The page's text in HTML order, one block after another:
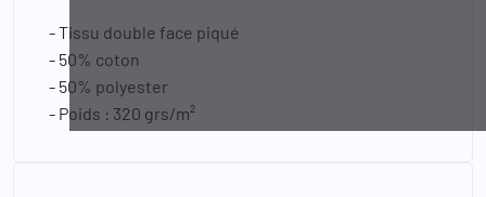
- Tissu double face piqué
- 50% coton
- 50% polyester
- Poids : 320 grs/m²